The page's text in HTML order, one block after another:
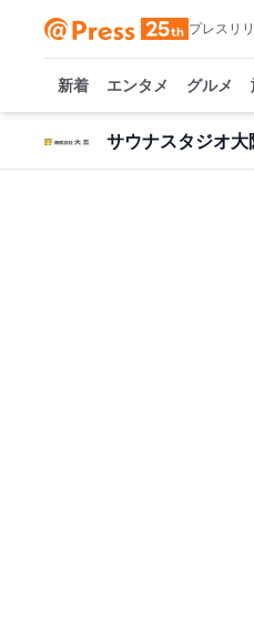
プレスリ
新着 エンタメ グルメ
サウナスタジオ